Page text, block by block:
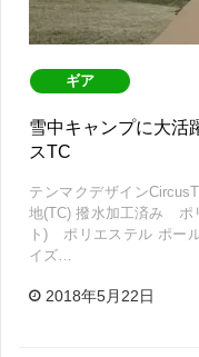
ギア
雪中キャンプに大
スTC
テンマクデザイン
地(TC) 撥水加工済み ポ
ト) ポリエステル ポー
イズ…
2018年5月22日